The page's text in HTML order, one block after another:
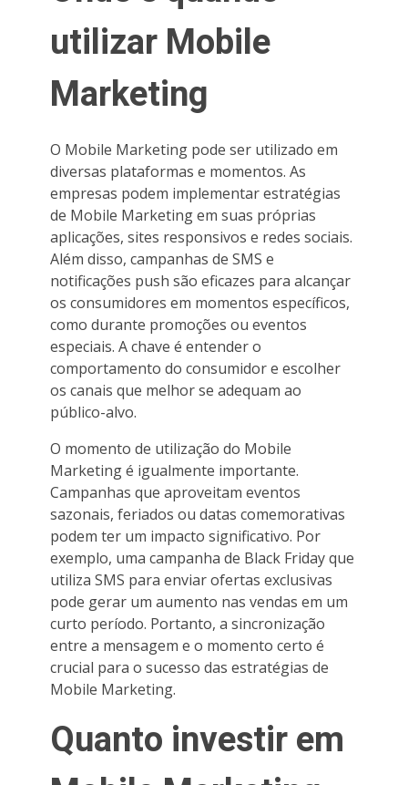
utilizar Mobile
Marketing
O Mobile Marketing pode ser utilizado em
diversas plataformas e momentos. As
empresas podem implementar estratégias
de Mobile Marketing em suas próprias
aplicações, sites responsivos e redes sociais.
Além disso, campanhas de SMS e
notificações push são eficazes para alcançar
os consumidores em momentos específicos,
como durante promoções ou eventos
especiais. A chave é entender o
comportamento do consumidor e escolher
os canais que melhor se adequam ao
público-alvo.
O momento de utilização do Mobile
Marketing é igualmente importante.
Campanhas que aproveitam eventos
sazonais, feriados ou datas comemorativas
podem ter um impacto significativo. Por
exemplo, uma campanha de Black Friday que
utiliza SMS para enviar ofertas exclusivas
pode gerar um aumento nas vendas em um
curto período. Portanto, a sincronização
entre a mensagem e o momento certo é
crucial para o sucesso das estratégias de
Mobile Marketing.
Quanto investir em